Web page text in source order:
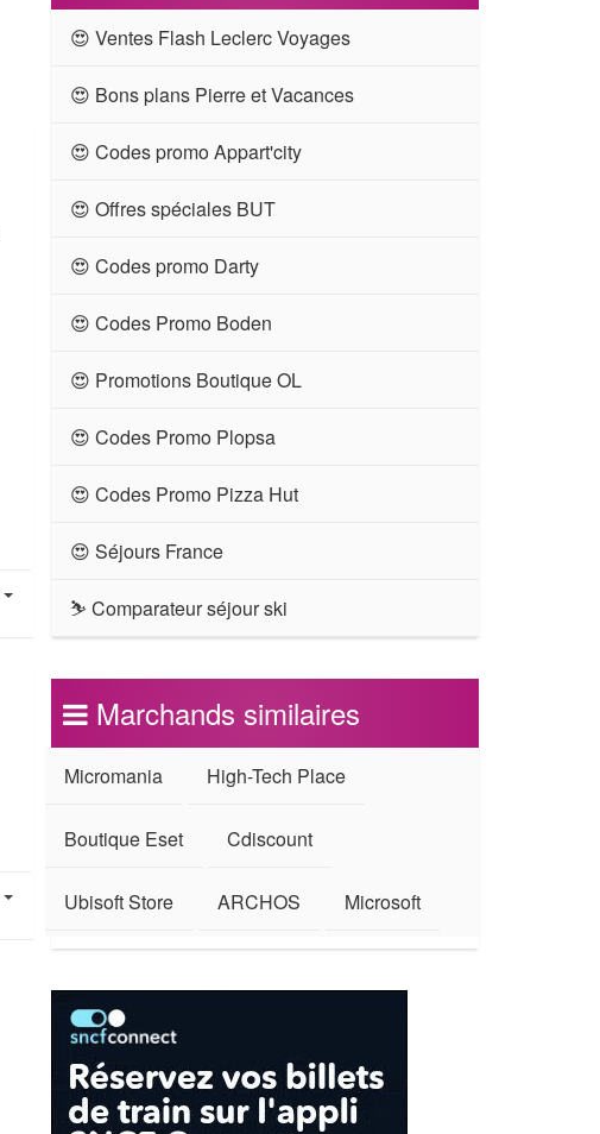
😍 Ventes Flash Leclerc Voyages
😍 Bons plans Pierre et Vacances
😍 Codes promo Appart'city
😍 Offres spéciales BUT
😍 Codes promo Darty
😍 Codes Promo Boden
😍 Promotions Boutique OL
😍 Codes Promo Plopsa
😍 Codes Promo Pizza Hut
😍 Séjours France
⛷ Comparateur séjour ski
Marchands similaires
Micromania High-Tech Place
Boutique Eset Cdiscount
Ubisoft Store ARCHOS Microsoft